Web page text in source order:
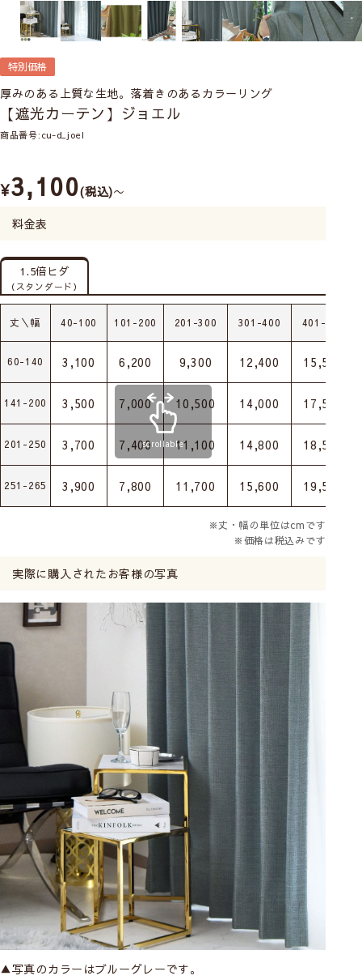
特別価格
厚みのある上質な生地。落着きのあるカラーリング
【遮光カーテン】ジョエル
商品番号 cu-d_joel
¥3,100 税込 〜
料金表
1.5倍ヒダ
（スタンダード）
丈＼幅 40-100 101-200 201-300 301-400 401-500
60-140 3,100 6,200 9,300 12,400 15,500
141-200 3,500 7,000 10,500 14,000 17,500
201-250 3,700 7,400 11,100 14,800 18,500
251-265 3,900 7,800 11,700 15,600 19,500
scrollable
※丈・幅の単位はcmです
※価格は税込みです
実際に購入されたお客様の写真
▲写真のカラーはブルーグレーです。